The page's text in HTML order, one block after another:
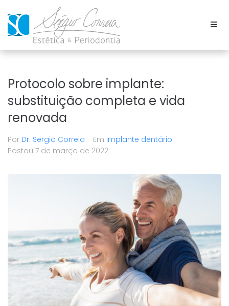
Protocolo sobre implante:
substituição completa e vida
renovada
Por Dr. Sergio Correia Em Implante dentário
Postou 7 de março de 2022